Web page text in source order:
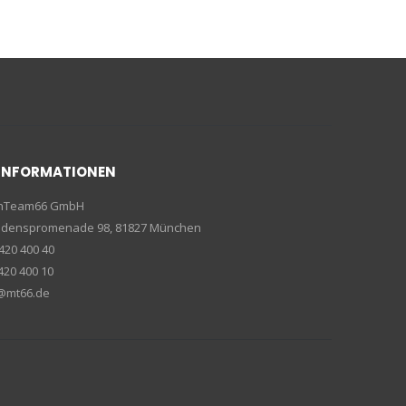
GmbH
98, 81827 München
400 40
400 10